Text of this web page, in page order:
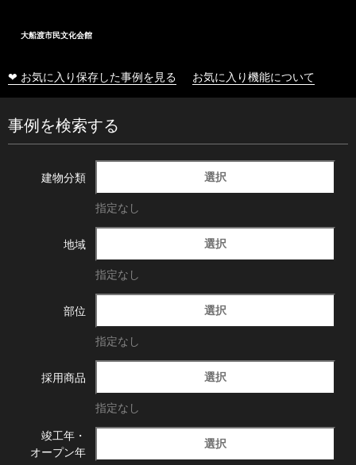
大船渡市民文化会館
❤ お気に入り保存した事例を見る お気に入り機能について
事例を検索する
建物分類 選択
指定なし
地域 選択
指定なし
部位 選択
指定なし
採用商品 選択
指定なし
竣工年・
オープン年
選択